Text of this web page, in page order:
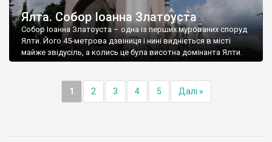
Ялта. Собор Іоанна Златоуста
Собор Іоанна Златоуста – одна із перших мурованих споруд
Ялти. Його 45-метрова дзвіниця і нині видніється в місті
майже звідусіль, а колись це була висотна домінанта Ялти.
1 2 3 4 5 Далі »